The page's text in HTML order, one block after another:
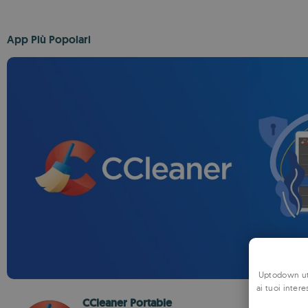
App Più Popolari
CCleaner Portable
Uptodown
ai tuoi